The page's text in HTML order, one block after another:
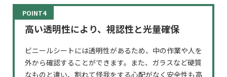
POINT4
高い透明性により、視認性と光量確保
ビニールシートには透明性があるため、中の作業や人を
外から確認することができます。また、ガラスなど硬質
なものと違い、割れて怪我をする心配がなく安全性も高